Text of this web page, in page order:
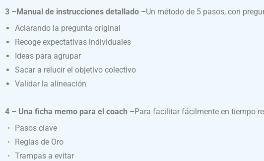
3 –Manual de instrucciones detallado –Un método de 5 pasos, con
Aclarando la pregunta original
Recoge expectativas individuales
Ideas para agrupar
Sacar a relucir el objetivo colectivo
Validar la alineación
4 – Una ficha memo para el coach –Para facilitar fácilmente en tiempo
Pasos clave
Reglas de Oro
Trampas a evitar